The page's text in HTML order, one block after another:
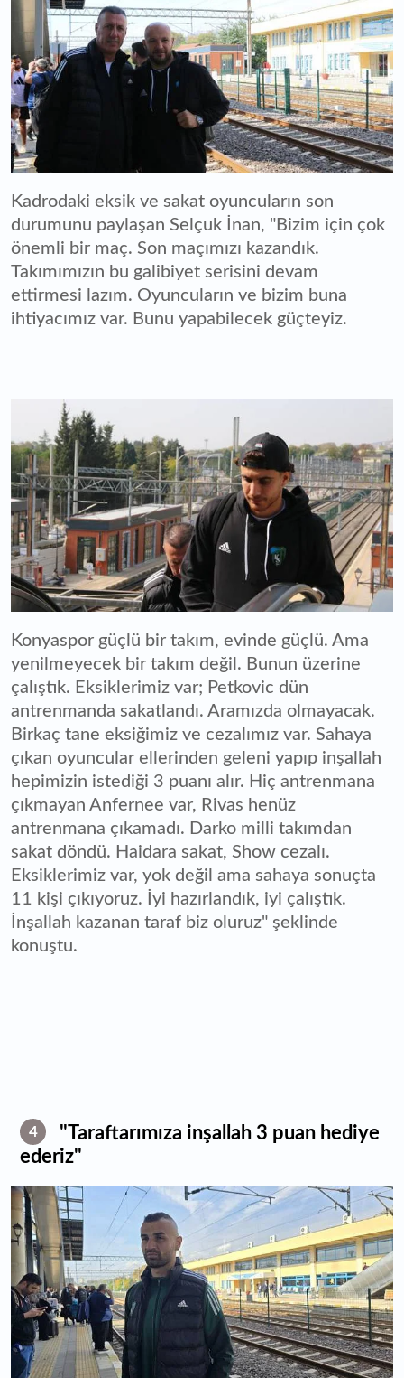
Kadrodaki eksik ve sakat oyuncuların son
durumunu paylaşan Selçuk İnan, "Bizim için çok
önemli bir maç. Son maçımızı kazandık.
Takımımızın bu galibiyet serisini devam
ettirmesi lazım. Oyuncuların ve bizim buna
ihtiyacımız var. Bunu yapabilecek güçteyiz.
Konyaspor güçlü bir takım, evinde güçlü. Ama
yenilmeyecek bir takım değil. Bunun üzerine
çalıştık. Eksiklerimiz var; Petkovic dün
antrenmanda sakatlandı. Aramızda olmayacak.
Birkaç tane eksiğimiz ve cezalımız var. Sahaya
çıkan oyuncular ellerinden geleni yapıp inşallah
hepimizin istediği 3 puanı alır. Hiç antrenmana
çıkmayan Anfernee var, Rivas henüz
antrenmana çıkamadı. Darko milli takımdan
sakat döndü. Haidara sakat, Show cezalı.
Eksiklerimiz var, yok değil ama sahaya sonuçta
11 kişi çıkıyoruz. İyi hazırlandık, iyi çalıştık.
İnşallah kazanan taraf biz oluruz" şeklinde
konuştu.
4
"Taraftarımıza inşallah 3 puan hediye
ederiz"